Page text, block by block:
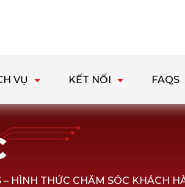
VỤ KẾT NỐI FAQS
– HÌNH THỨC CHĂM SÓC KHÁCH